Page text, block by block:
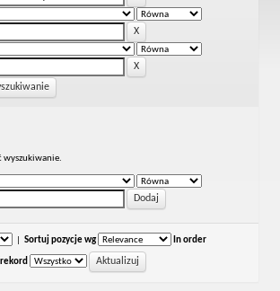
wyszukiwanie.
Sortuj pozycje wg In order